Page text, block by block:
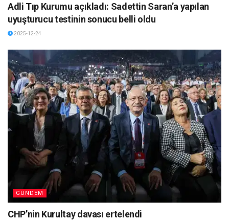
Adli Tıp Kurumu açıkladı: Sadettin Saran’a yapılan
uyuşturucu testinin sonucu belli oldu
2025-12-24
GÜNDEM
CHP’nin Kurultay davası ertelendi